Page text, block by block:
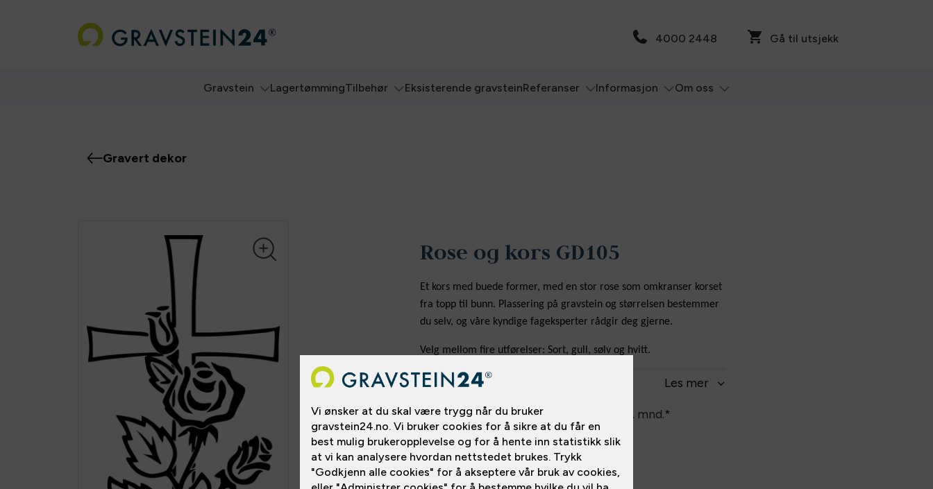
4000 2448 Gå til utsjekk
Gravstein LagertømmingTilbehør Eksisterende gravsteinReferanser Informasjon Om oss
Gravert dekor
Rose og kors GD105
Et kors med buede former, med en stor rose som omkranser korset
fra topp til bunn. Plassering på gravstein og størrelsen bestemmer
du selv, og våre kyndige fageksperter rådgir deg gjerne.
Velg mellom fire utførelser: Sort, gull, sølv og hvitt.
Les mer
Pris fraNOK 1,000 pr. mnd.*
*Prisen gjelder betaling over12mnd.
Delbetaling